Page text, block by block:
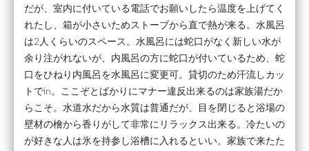
だが、室内に付いている電話でお願いしたら温度を上げてく
れたし、箱が小さいためストーブから直で熱が来る。水風呂
は2人くらいのスペース。水風呂には蛇口がなく新しい水が
余り注がれないが、内風呂の方に蛇口が付いているため、蛇
口をひねり内風呂を水風呂に変更可。貸切のため汗流しカッ
トでin。ここぞとばかりにマナー違反出来るのは家族湯だか
らこそ。水道水だから水質は普通だが、目を閉じると浴場の
壁材の檜から香りがして非常にリラックス出来る。冷たいの
が好きな人は氷を持参し浴槽に入れるといい。家族で来たた